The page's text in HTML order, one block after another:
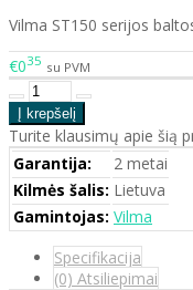
Vilma ST150 serijos
€035 su PVM
Turite klausimų apie šią
Garantija:
2 metai
Kilmės šalis: Lietuva
Gamintojas: Vilma
Specifikacija
(0) Atsiliepimai